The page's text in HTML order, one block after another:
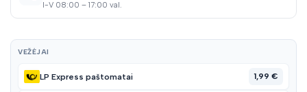
I-V 08:00 – 17:00 val.
VEŽĖJAI
LP Express paštomatai 1,99 €